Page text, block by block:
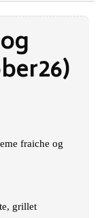
fraiche og
grillet